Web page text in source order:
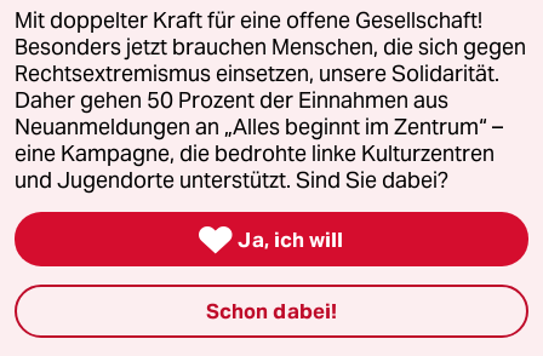
© 2026 taz Verlags und Vertriebs GmbH
Alle Rechte vorbehalten. Bei rechtlichen Fragen oder für Genehmigungen
wenden Sie sich bitte anlizenzen@taz.de
Feedback Redaktionsstatut Kommune-Richtlinien KI-
Leitlinie Informant Datenschutz Impressum AGB
Mit doppelter Kraft für eine offene Gesellschaft!
Besonders jetzt brauchen Menschen, die sich gegen
Rechtsextremismus einsetzen, unsere Solidarität.
Daher gehen 50 Prozent der Einnahmen aus
Neuanmeldungen an „Alles beginnt im Zentrum“ –
eine Kampagne, die bedrohte linke Kulturzentren
und Jugendorte unterstützt. Sind Sie dabei?
 Ja, ich will
Schon dabei!